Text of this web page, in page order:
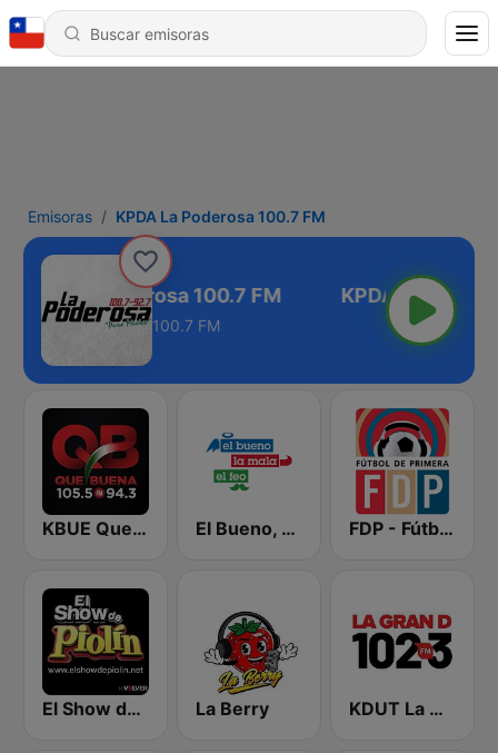
Emisoras KPDA La Poderosa 100.7 FM
KPDA La Poderosa 100.7 FM
100.7 FM
KBUE Que Buena 105.5 / 94.3 FM (US Only) El Bueno, La Mala y El Feo FDP - Fútbol de Primera
El Show de Piolín La Berry KDUT La Gran D 102.3 FM